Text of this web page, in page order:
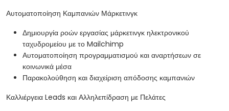
Αυτοματοποίηση Καμπανιών Μάρκετινγκ
Δημιουργία ροών εργασίας μάρκετινγκ ηλεκτρονικού
ταχυδρομείου με το Mailchimp
Αυτοματοποίηση προγραμματισμού και αναρτήσεων σε
κοινωνικά μέσα
Παρακολούθηση και διαχείριση απόδοσης καμπανιών
Καλλιέργεια Leads και Αλληλεπίδραση με Πελάτες